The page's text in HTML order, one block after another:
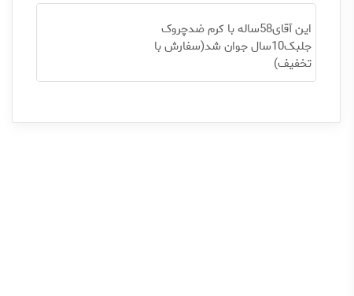
این آقای58ساله با کرم ضدچروک
جلبک10سال جوان شد(سفارش با
تخفیف)